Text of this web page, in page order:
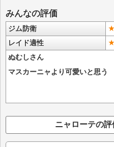
みんなの評価
ジム防衛
レイド適性
★
ぬむしさん
マスカーニャより可愛いと思う
ニャローテの